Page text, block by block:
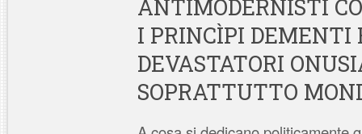
ANTIMODERNISTI
I PRINCÌPI DEMENTI
DEVASTATORI
SOPRATTUTTO